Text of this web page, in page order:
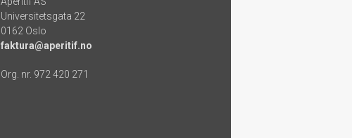
Universitetsgata 22
0162 Oslo
faktura@aperitif.no
Org. nr. 972 420 271